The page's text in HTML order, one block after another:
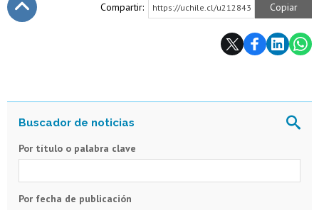
Compartir: https://uchile.cl/u212843 Copiar
Por título o palabra clave